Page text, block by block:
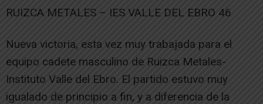
RUIZCA METALES – IES VALLE DEL EBRO 46
Nueva victoria, esta vez muy trabajada para el
equipo cadete masculino de Ruizca Metales-
Instituto Valle del Ebro. El partido estuvo muy
igualado de principio a fin, y a diferencia de la